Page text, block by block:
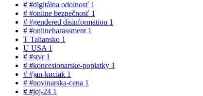
# #digitálna odolnosť 1
# #online bezpečnosť 1
# #gendered disinformation 1
# #onlineharassment 1
T Taliansko 1
U USA 1
# #stvr 1
# #koncesionarske-poplatky 1
# #jan-kuciak 1
# #novinarska-cena 1
# #joj-24 1